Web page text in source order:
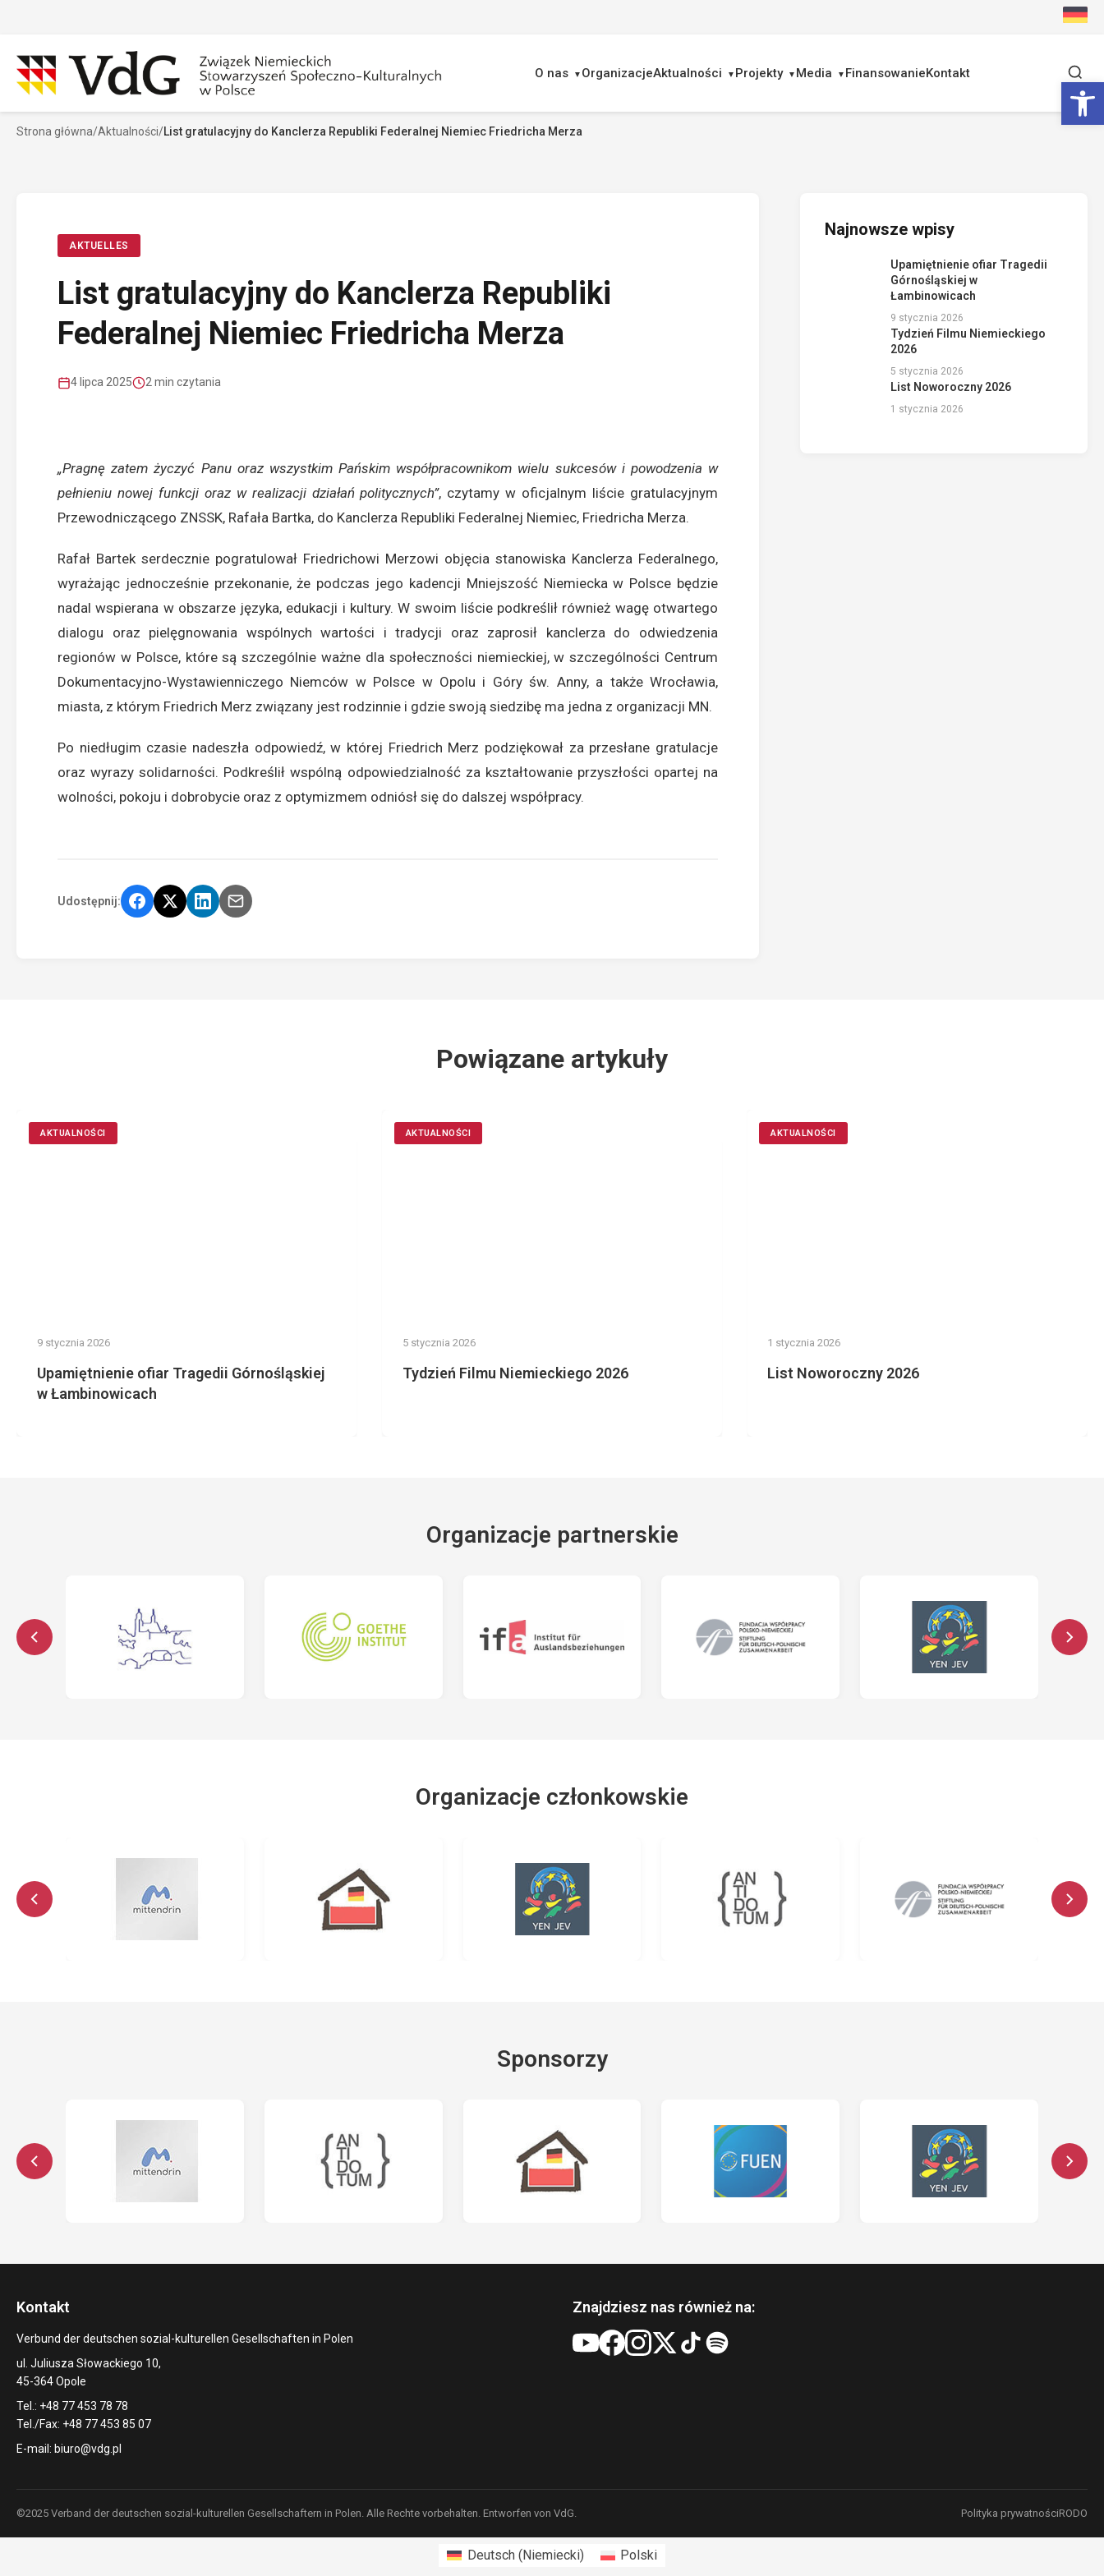
O nas OrganizacjeAktualności Projekty Media FinansowanieKontakt
Szukaj
Strona główna/Aktualności/List gratulacyjny do Kanclerza Republiki Federalnej Niemiec Friedricha Merza
AKTUELLES
List gratulacyjny do Kanclerza Republiki
Federalnej Niemiec Friedricha Merza
4 lipca 2025 2 min czytania
„Pragnę zatem życzyć Panu oraz wszystkim Pańskim współpracownikom wielu sukcesów i powodzenia w
pełnieniu nowej funkcji oraz w realizacji działań politycznych”, czytamy w oficjalnym liście gratulacyjnym
Przewodniczącego ZNSSK, Rafała Bartka, do Kanclerza Republiki Federalnej Niemiec, Friedricha Merza.
Rafał Bartek serdecznie pogratulował Friedrichowi Merzowi objęcia stanowiska Kanclerza Federalnego,
wyrażając jednocześnie przekonanie, że podczas jego kadencji Mniejszość Niemiecka w Polsce będzie
nadal wspierana w obszarze języka, edukacji i kultury. W swoim liście podkreślił również wagę otwartego
dialogu oraz pielęgnowania wspólnych wartości i tradycji oraz zaprosił kanclerza do odwiedzenia
regionów w Polsce, które są szczególnie ważne dla społeczności niemieckiej, w szczególności Centrum
Dokumentacyjno-Wystawienniczego Niemców w Polsce w Opolu i Góry św. Anny, a także Wrocławia,
miasta, z którym Friedrich Merz związany jest rodzinnie i gdzie swoją siedzibę ma jedna z organizacji MN.
Po niedługim czasie nadeszła odpowiedź, w której Friedrich Merz podziękował za przesłane gratulacje
oraz wyrazy solidarności. Podkreślił wspólną odpowiedzialność za kształtowanie przyszłości opartej na
wolności, pokoju i dobrobycie oraz z optymizmem odniósł się do dalszej współpracy.
Udostępnij:
Najnowsze wpisy
Upamiętnienie ofiar Tragedii
Górnośląskiej w
Łambinowicach
9 stycznia 2026
Tydzień Filmu Niemieckiego
2026
5 stycznia 2026
List Noworoczny 2026
1 stycznia 2026
Powiązane artykuły
AKTUALNOŚCI
9 stycznia 2026
Upamiętnienie ofiar Tragedii Górnośląskiej
w Łambinowicach
AKTUALNOŚCI
5 stycznia 2026
Tydzień Filmu Niemieckiego 2026
AKTUALNOŚCI
1 stycznia 2026
List Noworoczny 2026
Organizacje partnerskie
Organizacje członkowskie
Sponsorzy
Kontakt
Verbund der deutschen sozial-kulturellen Gesellschaften in Polen
ul. Juliusza Słowackiego 10,
45-364 Opole
Tel.: +48 77 453 78 78
Tel./Fax: +48 77 453 85 07
E-mail: biuro@vdg.pl
Znajdziesz nas również na:
©2025 Verband der deutschen sozial-kulturellen Gesellschaftern in Polen. Alle Rechte vorbehalten. Entworfen von VdG. Polityka prywatnościRODO
Deutsch(Niemiecki) Polski